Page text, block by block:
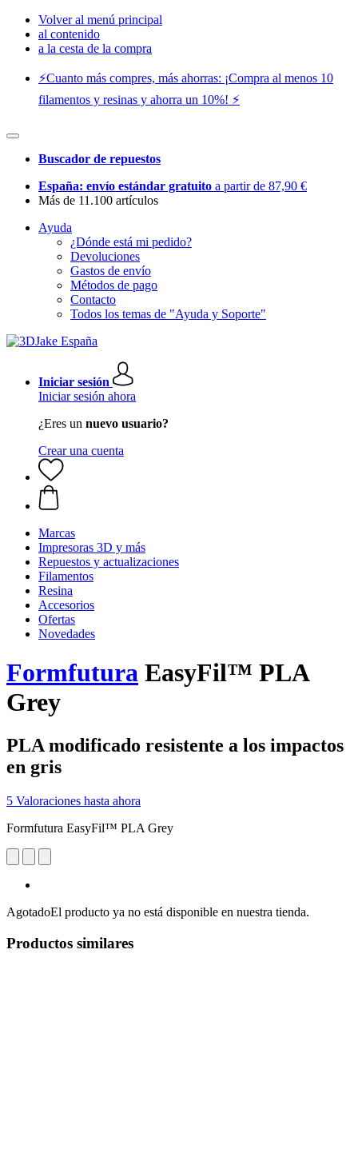
Volver al menú principal
al contenido
a la cesta de la compra
⚡️Cuanto más compres, más ahorras: ¡Compra al menos 10
filamentos y resinas y ahorra un 10%! ⚡️
Buscador de repuestos
España: envío estándar gratuito a partir de 87,90 €
Más de 11.100 artículos
Ayuda
¿Dónde está mi pedido?
Devoluciones
Gastos de envío
Métodos de pago
Contacto
Todos los temas de "Ayuda y Soporte"
Iniciar sesión
Iniciar sesión ahora
¿Eres un nuevo usuario?
Crear una cuenta
Marcas
Impresoras 3D y más
Repuestos y actualizaciones
Filamentos
Resina
Accesorios
Ofertas
Novedades
Formfutura EasyFil™ PLA
Grey
PLA modificado resistente a los impactos
en gris
5 Valoraciones hasta ahora
Formfutura EasyFil™ PLA Grey
AgotadoEl producto ya no está disponible en nuestra tienda.
Productos similares